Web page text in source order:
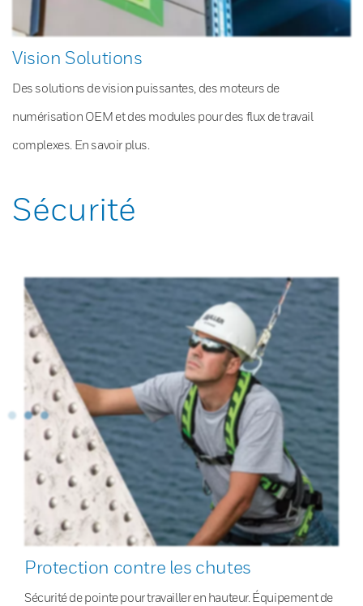
Vision Solutions
Des solutions de vision puissantes, des moteurs de
numérisation OEM et des modules pour des flux de travail
complexes. En savoir plus.
Sécurité
Protection contre les chutes
Sécurité de pointe pour travailler en hauteur. Équipement de